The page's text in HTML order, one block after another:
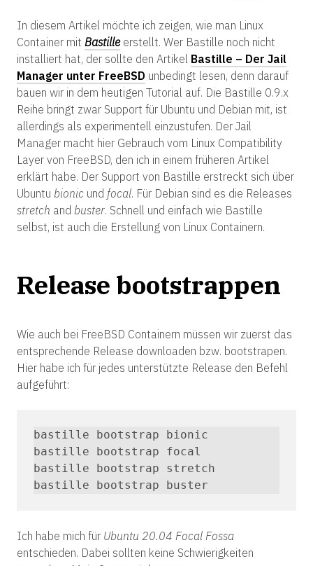
In diesem Artikel möchte ich zeigen, wie man Linux
Container mit Bastilleerstellt. Wer Bastille noch nicht
installiert hat, der sollte den Artikel Bastille – Der Jail
Manager unter FreeBSD unbedingt lesen, denn darauf
bauen wir in dem heutigen Tutorial auf. Die Bastille 0.9.x
Reihe bringt zwar Support für Ubuntu und Debian mit, ist
allerdings als experimentell einzustufen. Der Jail
Manager macht hier Gebrauch vom Linux Compatibility
Layer von FreeBSD, den ich in einem früheren Artikel
erklärt habe. Der Support von Bastille erstreckt sich über
Ubuntu bionic und focal. Für Debian sind es die Releases
stretch and buster. Schnell und einfach wie Bastille
selbst, ist auch die Erstellung von Linux Containern.
Release bootstrappen
Wie auch bei FreeBSD Containern müssen wir zuerst das
entsprechende Release downloaden bzw. bootstrapen.
Hier habe ich für jedes unterstützte Release den Befehl
aufgeführt:
bastille bootstrap bionic
bastille bootstrap focal
bastille bootstrap stretch
bastille bootstrap buster
Ich habe mich für Ubuntu 20.04 Focal Fossa
entschieden. Dabei sollten keine Schwierigkeiten